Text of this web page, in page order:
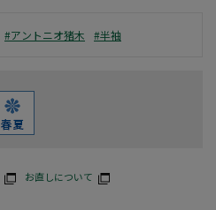
#アントニオ猪木 #半袖
お直しについて